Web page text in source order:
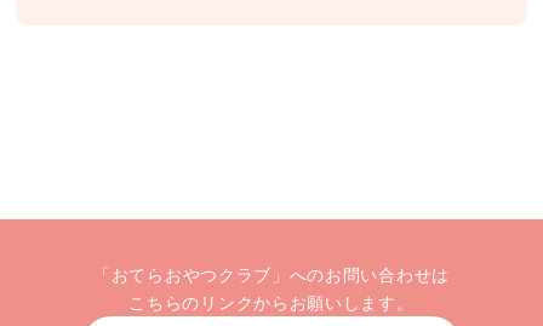
「おてらおやつクラブ」へのお問い合わせは
こちらのリンクからお願いします。